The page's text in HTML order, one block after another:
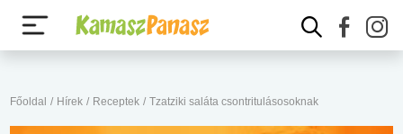
Főoldal / Hírek / Receptek / Tzatziki saláta csontritulásosoknak